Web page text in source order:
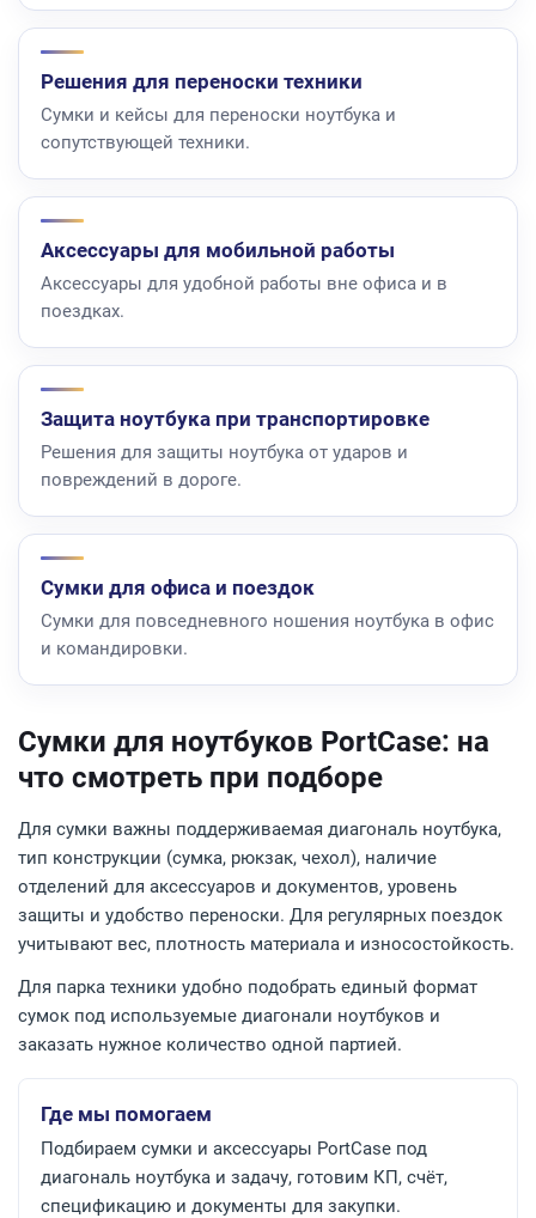
Решения для переноски техники
Сумки и кейсы для переноски ноутбука и
сопутствующей техники.
Аксессуары для мобильной работы
Аксессуары для удобной работы вне офиса и в
поездках.
Защита ноутбука при транспортировке
Решения для защиты ноутбука от ударов и
повреждений в дороге.
Сумки для офиса и поездок
Сумки для повседневного ношения ноутбука в офис
и командировки.
Сумки для ноутбуков PortCase: на
что смотреть при подборе
Для сумки важны поддерживаемая диагональ ноутбука,
тип конструкции (сумка, рюкзак, чехол), наличие
отделений для аксессуаров и документов, уровень
защиты и удобство переноски. Для регулярных поездок
учитывают вес, плотность материала и износостойкость.
Для парка техники удобно подобрать единый формат
сумок под используемые диагонали ноутбуков и
заказать нужное количество одной партией.
Где мы помогаем
Подбираем сумки и аксессуары PortCase под
диагональ ноутбука и задачу, готовим КП, счёт,
спецификацию и документы для закупки.